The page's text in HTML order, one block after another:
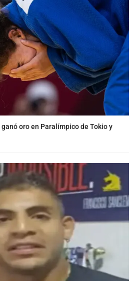
oro en Paralímpico de Tokio y